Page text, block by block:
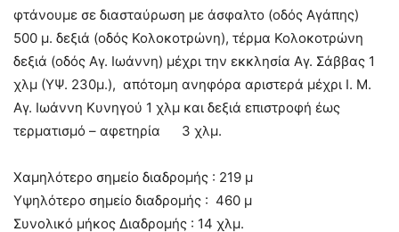
φτάνουμε σε διασταύρωση με άσφαλτο (οδός Αγάπης)
500 μ. δεξιά (οδός Κολοκοτρώνη), τέρμα Κολοκοτρώνη
δεξιά (οδός Αγ. Ιωάννη) μέχρι την εκκλησία Αγ. Σάββας 1
χλμ (ΥΨ. 230μ.), απότομη ανηφόρα αριστερά μέχρι Ι. Μ.
Αγ. Ιωάννη Κυνηγού 1 χλμ και δεξιά επιστροφή έως
τερματισμό – αφετηρία 3 χλμ.
Χαμηλότερο σημείο διαδρομής : 219 μ
Υψηλότερο σημείο διαδρομής : 460 μ
Συνολικό μήκος Διαδρομής : 14 χλμ.